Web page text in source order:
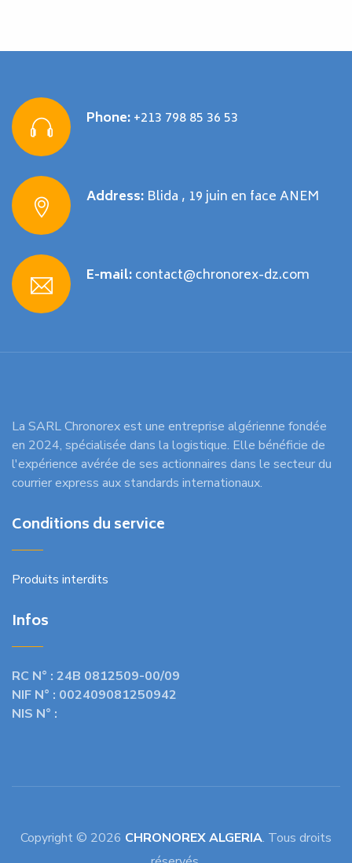
Phone:+213 798 85 36 53
Address: Blida , 19 juin en face ANEM
E-mail:contact@chronorex-dz.com
La SARL Chronorex est une entreprise algérienne fondée
en 2024, spécialisée dans la logistique. Elle bénéficie de
l'expérience avérée de ses actionnaires dans le secteur du
courrier express aux standards internationaux.
Conditions du service
Produits interdits
Infos
RC N° : 24B 0812509-00/09
NIF N° : 002409081250942
NIS N° :
Copyright © 2026 CHRONOREX ALGERIA. Tous droits